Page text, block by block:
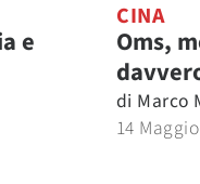
e
CINA
Oms,
di Marco
14